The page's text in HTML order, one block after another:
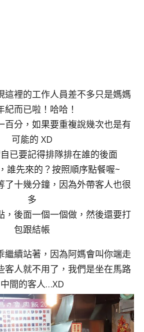
這裡的工作人員差不多只是媽媽
紀而已啦！哈哈！
百分，如果要重複說幾次也是有
可能的 XD
已要記得排隊排在誰的後面
誰先來的？按照順序點餐喔~
了十幾分鐘，因為外帶客人也很
多
，後面一個一個做，然後還要打
包跟結帳
繼續站著，因為阿媽會叫你端走
客人就不用了，我們是坐在馬路
中間的客人…XD